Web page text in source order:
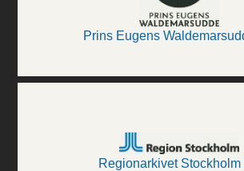
Prins Eugens
Regionarkivet Stockholm